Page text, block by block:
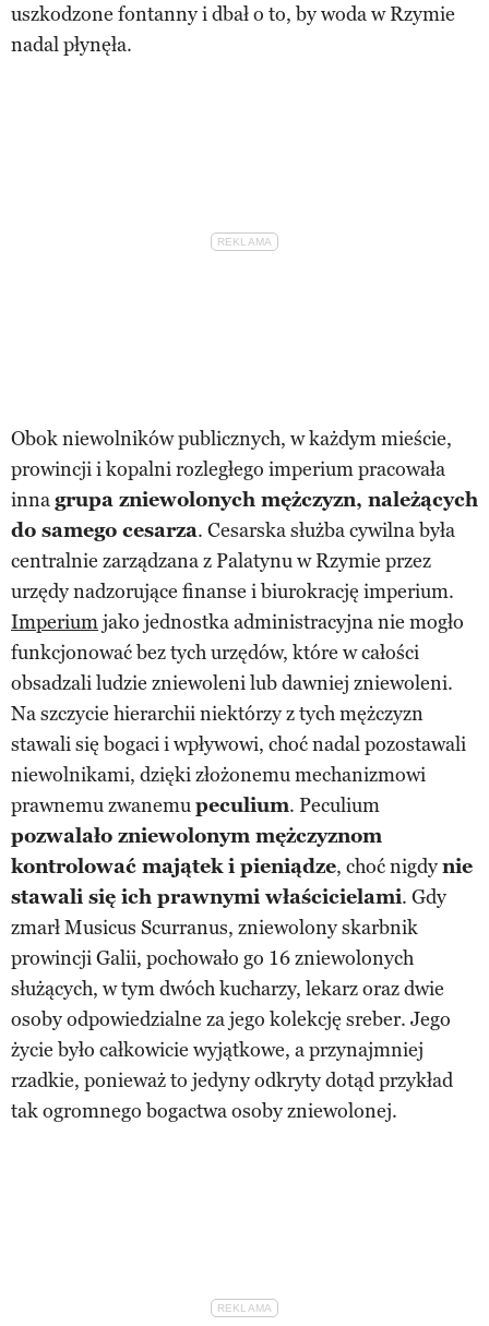
uszkodzone fontanny i dbał o to, by woda w Rzymie
nadal płynęła.
Obok niewolników publicznych, w każdym mieście,
prowincji i kopalni rozległego imperium pracowała
innagrupa zniewolonych mężczyzn, należących
do samego cesarza. Cesarska służba cywilna była
centralnie zarządzana z Palatynu w Rzymie przez
urzędy nadzorujące finanse i biurokrację imperium.
Imperiumjako jednostka administracyjna nie mogło
funkcjonować bez tych urzędów, które w całości
obsadzali ludzie zniewoleni lub dawniej zniewoleni.
Na szczycie hierarchii niektórzy z tych mężczyzn
stawali się bogaci i wpływowi, choć nadal pozostawali
niewolnikami, dzięki złożonemu mechanizmowi
prawnemu zwanemupeculium. Peculium
pozwalało zniewolonym mężczyznom
kontrolować majątek i pieniądze, choć nigdynie
stawali się ich prawnymi właścicielami. Gdy
zmarł Musicus Scurranus, zniewolony skarbnik
prowincji Galii, pochowało go 16 zniewolonych
służących, w tym dwóch kucharzy, lekarz oraz dwie
osoby odpowiedzialne za jego kolekcję sreber. Jego
życie było całkowicie wyjątkowe, a przynajmniej
rzadkie, ponieważ to jedyny odkryty dotąd przykład
tak ogromnego bogactwa osoby zniewolonej.